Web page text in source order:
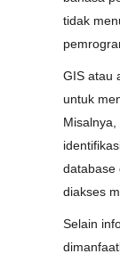
tidak
GIS atau
untuk
database
diakses
Selain